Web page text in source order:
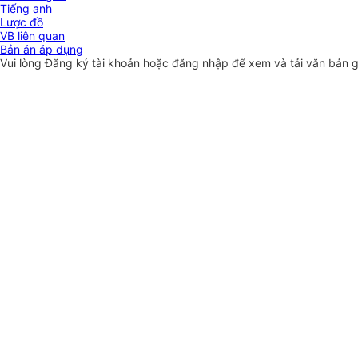
Tiếng anh
Lược đồ
VB liên quan
Bản án áp dụng
Vui lòngĐăng ký tài khoản hoặc đăng nhập để xem và tải văn bản